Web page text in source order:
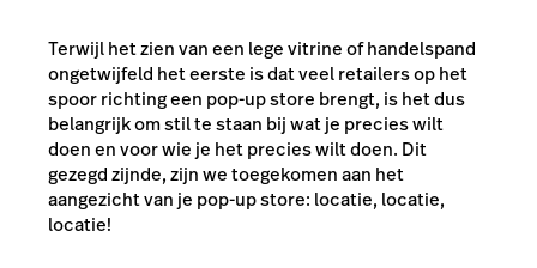
Terwijl het zien van een lege vitrine of handelspand
ongetwijfeld het eerste is dat veel retailers op het
spoor richting een pop-up store brengt, is het dus
belangrijk om stil te staan bij wat je precies wilt
doen en voor wie je het precies wilt doen. Dit
gezegd zijnde, zijn we toegekomen aan het
aangezicht van je pop-up store: locatie, locatie,
locatie!